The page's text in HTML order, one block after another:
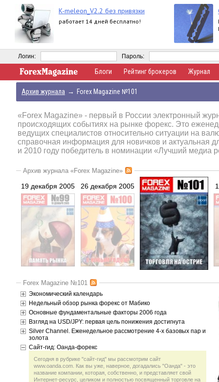
K-meleon_V2.2 без привязки
работает 14 дней бесплатно!
Логин: Пароль:
Блоги Рейтинг брокеров Журнал
Архив журнала → Forex Magazine №101
«Forex Magazine» - первый в России электронный
происходящих событиях на рынке форекс. Это
ведущих специалистов относительно ситуации на
справочная информация для новичков и актуальная
и 2010 году победитель в номинации «Лучший медиа
Архив журнала «Forex Magazine»
19 декабря 2005 26 декабря 2005
Forex Magazine №101
Экономический календарь
Недельный обзор рынка форекс от Мабико
Основные фундаментальные факторы 2006 года
Взгляд на USD/JPY: первая цель понижения достигнута
Silver Channel. Еженедельное рассмотрение 4-х базовых пар и
золота
Сайт-гид: Оанда-форекс
Сегодня в рубрике "сайт-гид" мы рассмотрим сайт
www.oanda.com. Как вы уже, наверное, догадались "Оанда" - это
название компании, которая, собственно, и представляет свой
Интернет-ресурс, целиком и полностью посвященный торговле на